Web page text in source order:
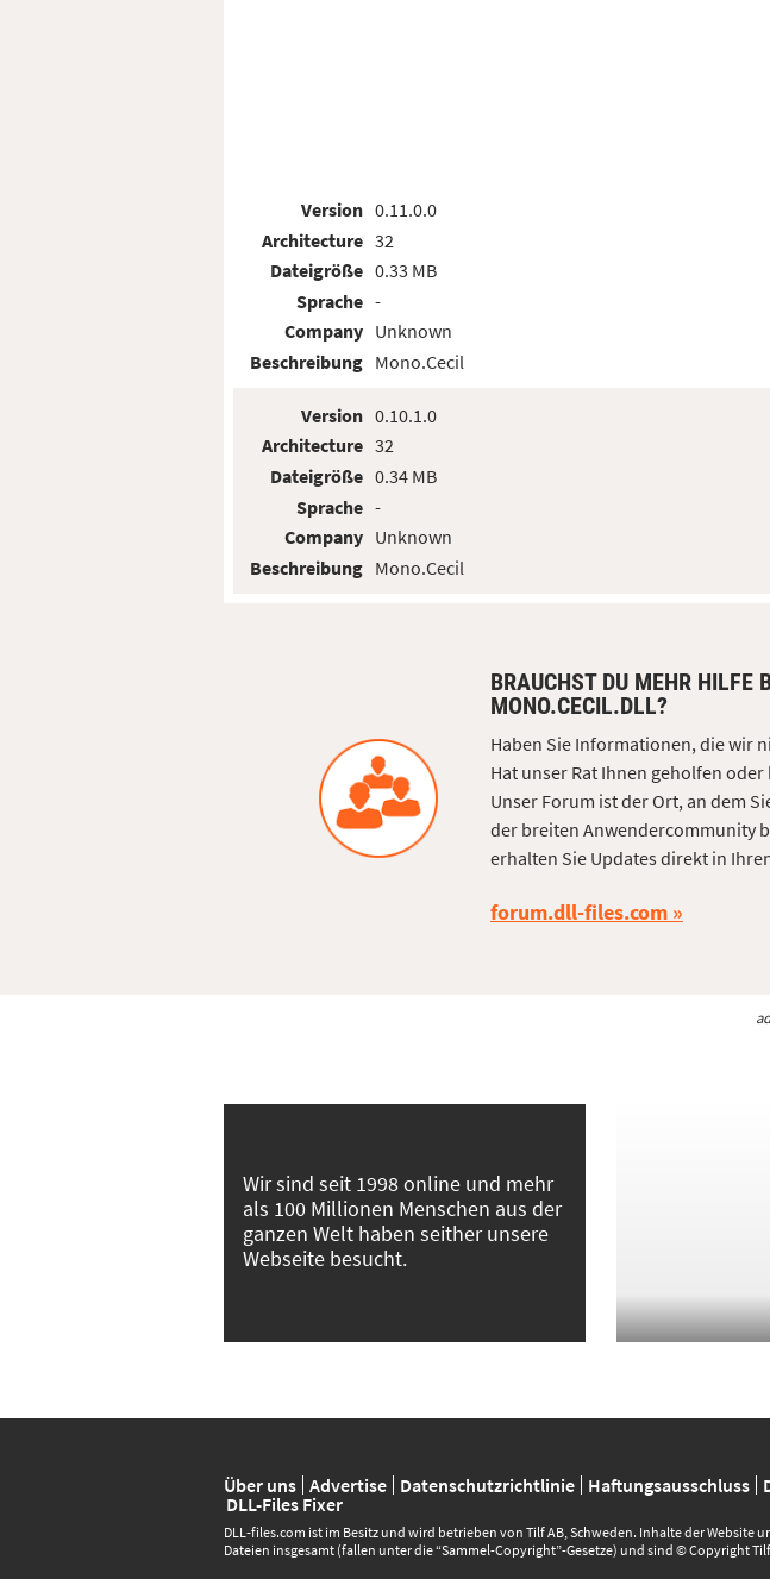
Version
Architecture
Dateigröße
Sprache
Company
Beschreibung
0.11.0.0
32
0.33 MB
-
Unknown
Mono.Cecil
Version
Architecture
Dateigröße
Sprache
Company
Beschreibung
0.10.1.0
32
0.34 MB
-
Unknown
Mono.Cecil
BRAUCHST DU MEHR HILFE
MONO.CECIL.DLL?
Haben Sie Informationen, die wir
Hat unser Rat Ihnen geholfen
Unser Forum ist der Ort, an dem
der breiten Anwendercommunity
erhalten Sie Updates direkt in
forum.dll-files.com
Wir sind seit 1998 online und mehr
als 100 Millionen Menschen aus der
ganzen Welt haben seither unsere
Webseite besucht.
Über uns Advertise Datenschutzrichtlinie Haftungsausschluss
DLL-Files Fixer
DLL‑files.com ist im Besitz und wird betrieben von Tilf AB, Schweden. Inhalte der Website
Dateien insgesamt (fallen unter die “Sammel-Copyright”-Gesetze) und sind © Copyright